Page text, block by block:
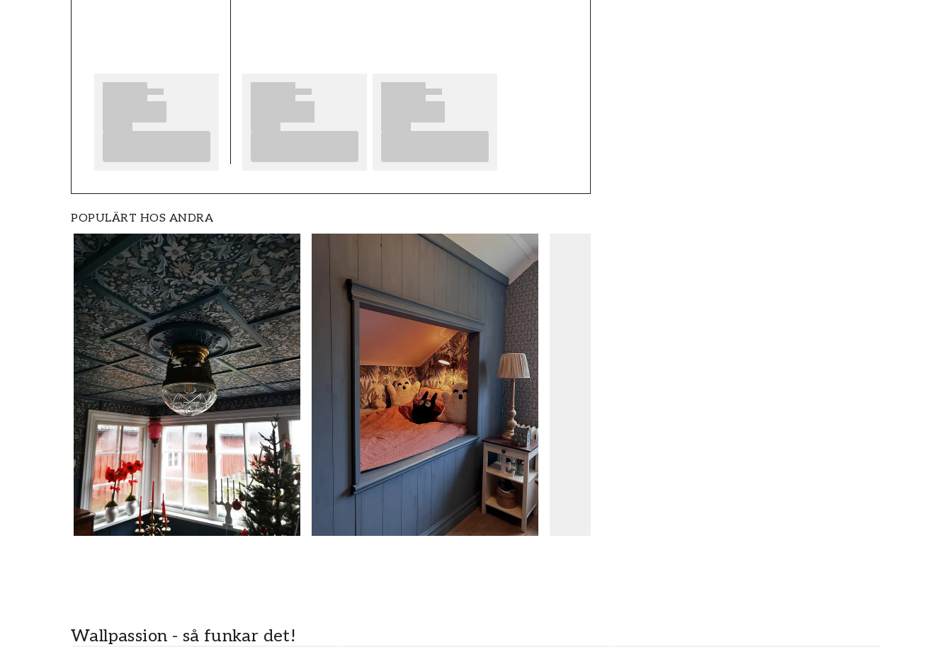
STIL
Svenska, Modern
MÖNSTER
POPULÄRT HOS ANDRA
Wallpassion - så funkar det!